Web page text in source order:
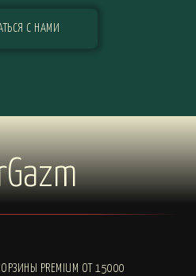
С НАМИ
PREMIUM ОТ 15000